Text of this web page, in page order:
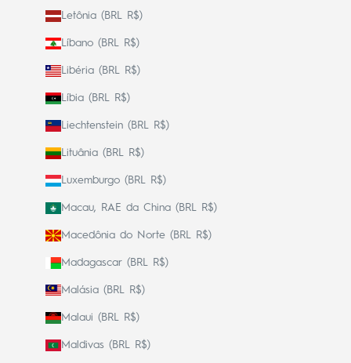
Letônia (BRL R$)
Líbano (BRL R$)
Libéria (BRL R$)
Líbia (BRL R$)
Liechtenstein (BRL R$)
Lituânia (BRL R$)
Luxemburgo (BRL R$)
Macau, RAE da China (BRL R$)
Macedônia do Norte (BRL R$)
Madagascar (BRL R$)
Malásia (BRL R$)
Malaui (BRL R$)
Maldivas (BRL R$)